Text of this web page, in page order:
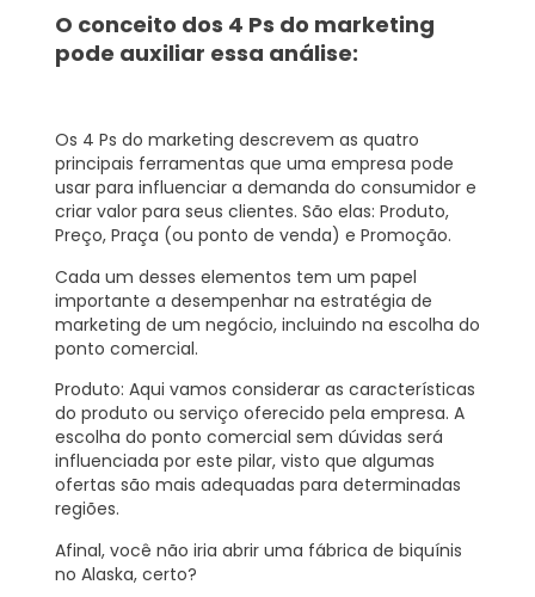
O conceito dos 4 Ps do marketing
pode auxiliar essa análise:
Os 4 Ps do marketing descrevem as quatro
principais ferramentas que uma empresa pode
usar para influenciar a demanda do consumidor e
criar valor para seus clientes. São elas: Produto,
Preço, Praça (ou ponto de venda) e Promoção.
Cada um desses elementos tem um papel
importante a desempenhar na estratégia de
marketing de um negócio, incluindo na escolha do
ponto comercial.
Produto: Aqui vamos considerar as características
do produto ou serviço oferecido pela empresa. A
escolha do ponto comercial sem dúvidas será
influenciada por este pilar, visto que algumas
ofertas são mais adequadas para determinadas
regiões.
Afinal, você não iria abrir uma fábrica de biquínis
no Alaska, certo?